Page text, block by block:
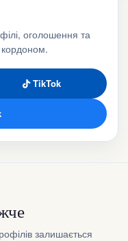
оголошення та
кордоном.
TikTok
залишається